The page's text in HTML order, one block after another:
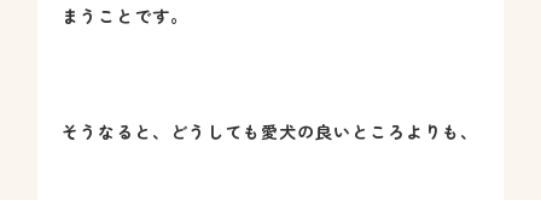
まうことです。
そうなると、どうしても愛犬の良いところよりも、